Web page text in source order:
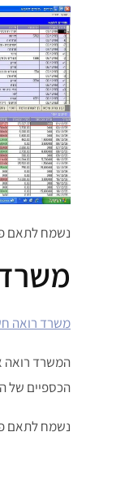
נשמח לתאם
משרד
משרד רואה
המשרד רואה
הכספיים של
נשמח לתאם